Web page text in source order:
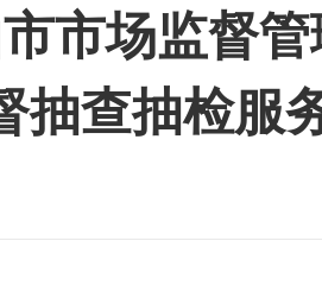
市场监督
抽查抽检服